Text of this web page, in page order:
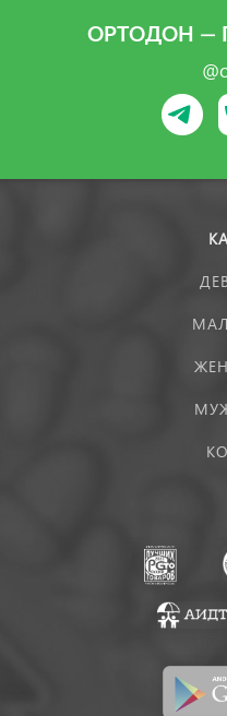
ОРТОДОН —